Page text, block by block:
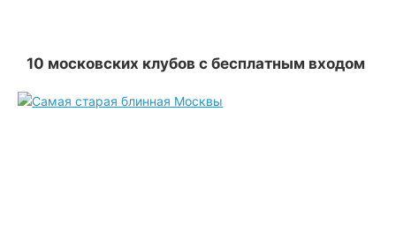
10 московских клубов с бесплатным входом